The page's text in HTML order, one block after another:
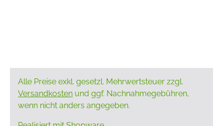
Alle Preise exkl. gesetzl. Mehrwertsteuer zzgl.
Versandkosten und ggf. Nachnahmegebühren,
wenn nicht anders angegeben.